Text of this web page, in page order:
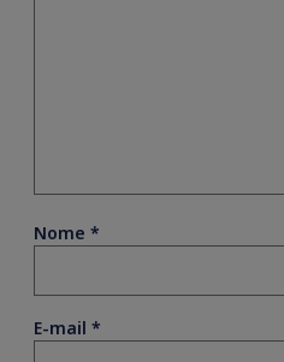
Nome *
E-mail *